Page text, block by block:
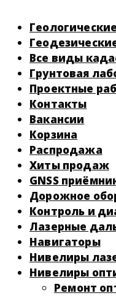
Все виды
Грунтовая
Проектные
Контакты
Вакансии
Корзина
Распродажа
Хиты продаж
GNSS
Дорожное
Контроль и
Лазерные
Навигаторы
Нивелиры
Нивелиры
Ремонт